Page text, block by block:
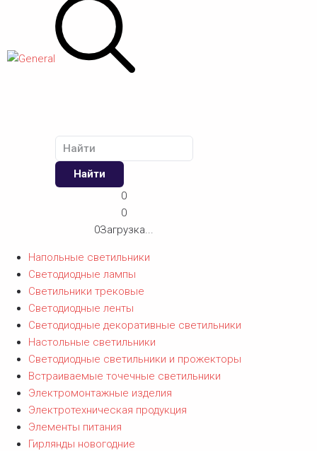
Найти
0
0
0Загрузка...
Напольные светильники
Светодиодные лампы
Светильники трековые
Светодиодные ленты
Светодиодные декоративные светильники
Настольные светильники
Светодиодные светильники и прожекторы
Встраиваемые точечные светильники
Электромонтажные изделия
Электротехническая продукция
Элементы питания
Гирлянды новогодние